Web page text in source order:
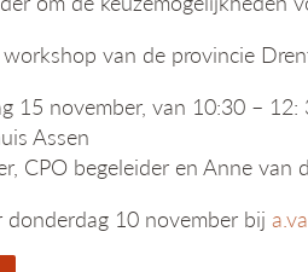
van de provincie
15 november, van 10:30 – 12:
Assen
CPO begeleider en Anne
10 november bij